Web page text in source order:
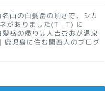
山の白髪岳の頂きで、シカ
がありました(T . T) に
岳の帰りは人吉おおが温泉
鹿児島に住む関西人のブログ